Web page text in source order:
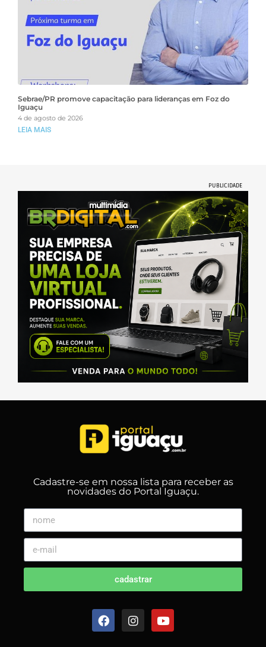
Sebrae/PR promove capacitação para lideranças em Foz do
Iguaçu
4 de agosto de 2026
LEIA MAIS
PUBLICIDADE
Cadastre-se em nossa lista para receber as
novidades do Portal Iguaçu.
cadastrar